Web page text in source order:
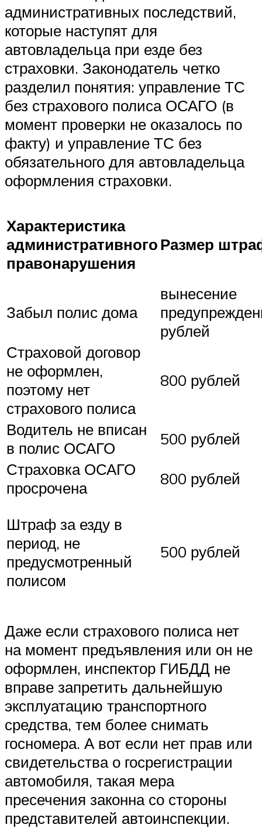
административных последствий,
которые наступят для
автовладельца при езде без
страховки. Законодатель четко
разделил понятия: управление ТС
без страхового полиса ОСАГО (в
момент проверки не оказалось по
факту) и управление ТС без
обязательного для автовладельца
оформления страховки.
Характеристика
административного
правонарушения
Размер
Забыл полис дома
вынесение
рублей
Страховой договор
не оформлен,
поэтому нет
страхового полиса
800 рублей
Водитель не вписан
в полис ОСАГО
500 рублей
Страховка ОСАГО
просрочена
800 рублей
Штраф за езду в
период, не
предусмотренный
полисом
500 рублей
Даже если страхового полиса нет
на момент предъявления или он не
оформлен, инспектор ГИБДД не
вправе запретить дальнейшую
эксплуатацию транспортного
средства, тем более снимать
госномера. А вот если нет прав или
свидетельства о госрегистрации
автомобиля, такая мера
пресечения законна со стороны
представителей автоинспекции.